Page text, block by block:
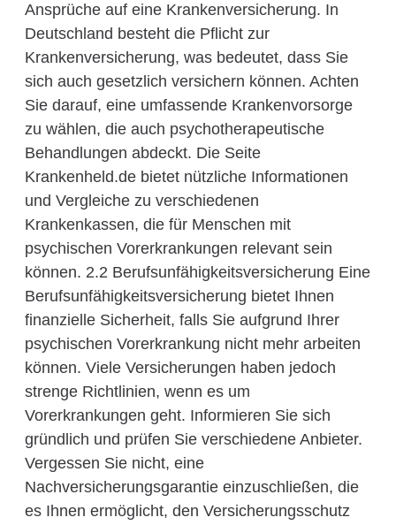
Ansprüche auf eine Krankenversicherung. In
Deutschland besteht die Pflicht zur
Krankenversicherung, was bedeutet, dass Sie
sich auch gesetzlich versichern können. Achten
Sie darauf, eine umfassende Krankenvorsorge
zu wählen, die auch psychotherapeutische
Behandlungen abdeckt. Die Seite
Krankenheld.de bietet nützliche Informationen
und Vergleiche zu verschiedenen
Krankenkassen, die für Menschen mit
psychischen Vorerkrankungen relevant sein
können. 2.2 Berufsunfähigkeitsversicherung Eine
Berufsunfähigkeitsversicherung bietet Ihnen
finanzielle Sicherheit, falls Sie aufgrund Ihrer
psychischen Vorerkrankung nicht mehr arbeiten
können. Viele Versicherungen haben jedoch
strenge Richtlinien, wenn es um
Vorerkrankungen geht. Informieren Sie sich
gründlich und prüfen Sie verschiedene Anbieter.
Vergessen Sie nicht, eine
Nachversicherungsgarantie einzuschließen, die
es Ihnen ermöglicht, den Versicherungsschutz